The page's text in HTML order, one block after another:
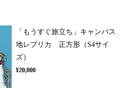
「もうすぐ旅立ち」キャンバス
地レプリカ 正方形（S4サイ
ズ）
¥20,000